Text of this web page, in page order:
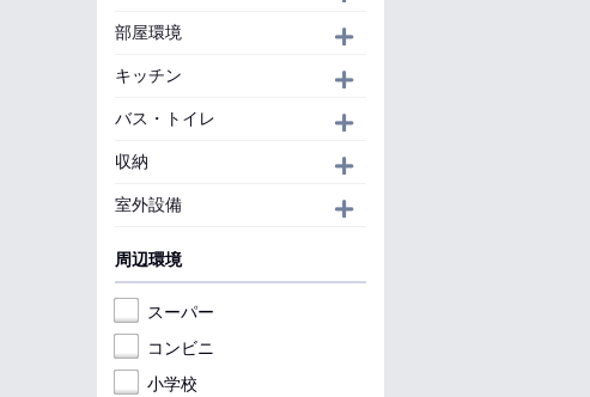
部屋環境
キッチン
バス・トイレ
収納
室外設備
周辺環境
スーパー
コンビニ
小学校